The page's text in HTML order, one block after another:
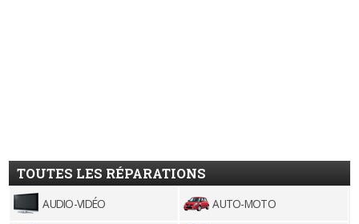
TOUTES LES RÉPARATIONS
AUDIO-VIDÉO AUTO-MOTO